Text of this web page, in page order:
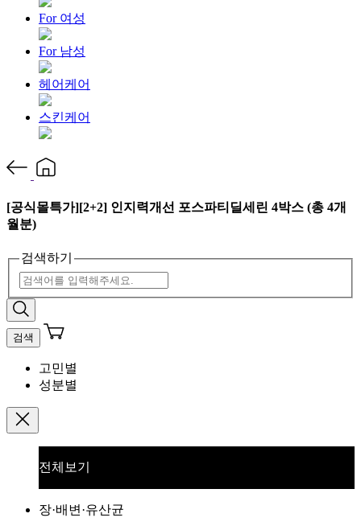
For 여성
For 남성
헤어케어
스킨케어
[공식몰특가][2+2] 인지력개선 포스파티딜세린 4박스 (총 4개
월분)
검색하기
검색
고민별
성분별
전체보기
장·배변·유산균